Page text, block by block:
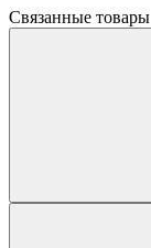
Связанные товары